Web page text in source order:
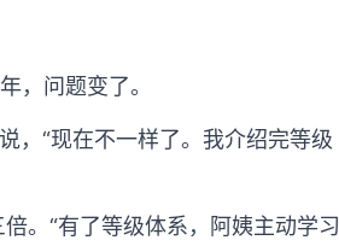
，问题变了。
，“现在不一样了。我介绍完等级
。“有了等级体系，阿姨主动学习